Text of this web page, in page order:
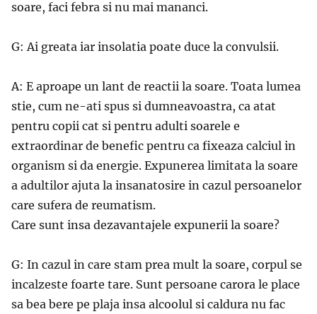
soare, faci febra si nu mai mananci.
G: Ai greata iar insolatia poate duce la convulsii.
A: E aproape un lant de reactii la soare. Toata lumea
stie, cum ne-ati spus si dumneavoastra, ca atat
pentru copii cat si pentru adulti soarele e
extraordinar de benefic pentru ca fixeaza calciul in
organism si da energie. Expunerea limitata la soare
a adultilor ajuta la insanatosire in cazul persoanelor
care sufera de reumatism.
Care sunt insa dezavantajele expunerii la soare?
G: In cazul in care stam prea mult la soare, corpul se
incalzeste foarte tare. Sunt persoane carora le place
sa bea bere pe plaja insa alcoolul si caldura nu fac